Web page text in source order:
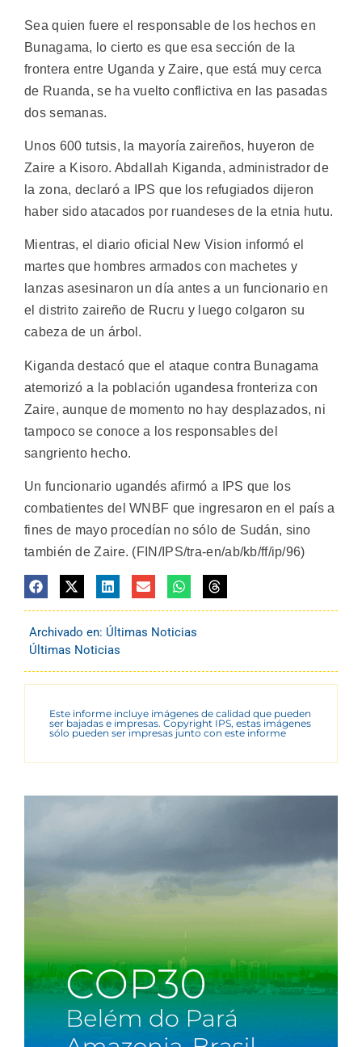
Sea quien fuere el responsable de los hechos en
Bunagama, lo cierto es que esa sección de la
frontera entre Uganda y Zaire, que está muy cerca
de Ruanda, se ha vuelto conflictiva en las pasadas
dos semanas.
Unos 600 tutsis, la mayoría zaireños, huyeron de
Zaire a Kisoro. Abdallah Kiganda, administrador de
la zona, declaró a IPS que los refugiados dijeron
haber sido atacados por ruandeses de la etnia hutu.
Mientras, el diario oficial New Vision informó el
martes que hombres armados con machetes y
lanzas asesinaron un día antes a un funcionario en
el distrito zaireño de Rucru y luego colgaron su
cabeza de un árbol.
Kiganda destacó que el ataque contra Bunagama
atemorizó a la población ugandesa fronteriza con
Zaire, aunque de momento no hay desplazados, ni
tampoco se conoce a los responsables del
sangriento hecho.
Un funcionario ugandés afirmó a IPS que los
combatientes del WNBF que ingresaron en el país a
fines de mayo procedían no sólo de Sudán, sino
también de Zaire. (FIN/IPS/tra-en/ab/kb/ff/ip/96)
Archivado en: Últimas Noticias
Últimas Noticias
Este informe incluye imágenes de calidad que pueden
ser bajadas e impresas. Copyright IPS, estas imágenes
sólo pueden ser impresas junto con este informe